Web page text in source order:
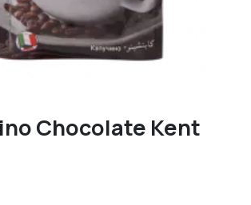
Chocolate Kent